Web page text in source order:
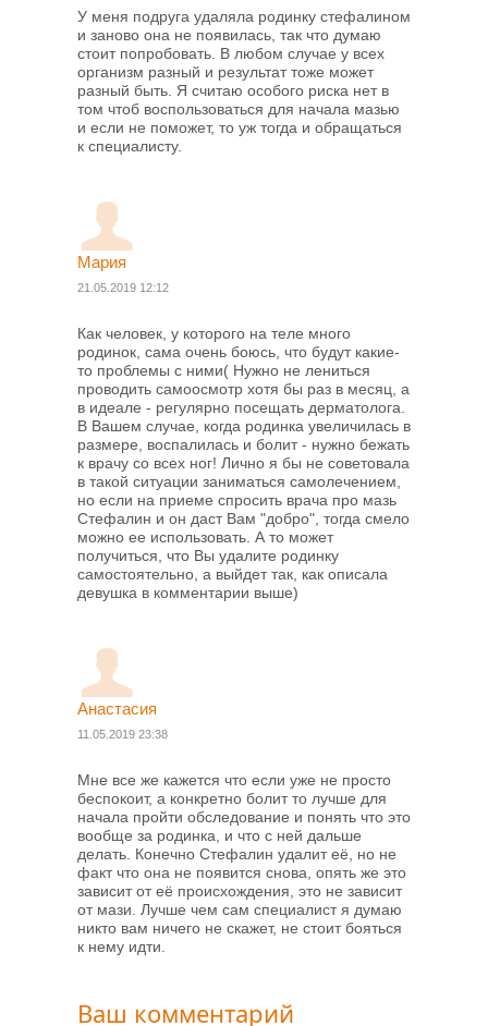
У меня подруга удаляла родинку стефалином
и заново она не появилась, так что думаю
стоит попробовать. В любом случае у всех
организм разный и результат тоже может
разный быть. Я считаю особого риска нет в
том чтоб воспользоваться для начала мазью
и если не поможет, то уж тогда и обращаться
к специалисту.
Мария
21.05.2019 12:12
Как человек, у которого на теле много
родинок, сама очень боюсь, что будут какие-
то проблемы с ними( Нужно не лениться
проводить самоосмотр хотя бы раз в месяц, а
в идеале - регулярно посещать дерматолога.
В Вашем случае, когда родинка увеличилась в
размере, воспалилась и болит - нужно бежать
к врачу со всех ног! Лично я бы не советовала
в такой ситуации заниматься самолечением,
но если на приеме спросить врача про мазь
Стефалин и он даст Вам "добро", тогда смело
можно ее использовать. А то может
получиться, что Вы удалите родинку
самостоятельно, а выйдет так, как описала
девушка в комментарии выше)
Анастасия
11.05.2019 23:38
Мне все же кажется что если уже не просто
беспокоит, а конкретно болит то лучше для
начала пройти обследование и понять что это
вообще за родинка, и что с ней дальше
делать. Конечно Стефалин удалит её, но не
факт что она не появится снова, опять же это
зависит от её происхождения, это не зависит
от мази. Лучше чем сам специалист я думаю
никто вам ничего не скажет, не стоит бояться
к нему идти.
Ваш комментарий